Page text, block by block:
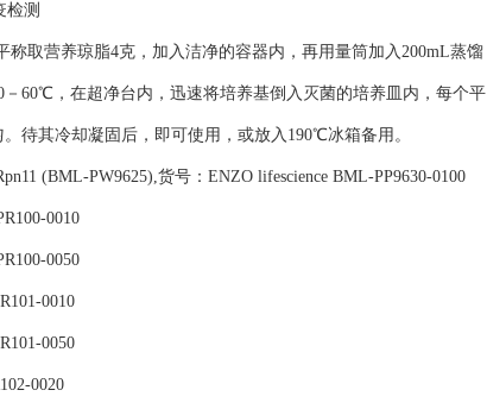
检测
称取营养琼脂4克，加入洁净的容器内，再用量筒加入200mL蒸馏
60℃，在超净台内，迅速将培养基倒入灭菌的培养皿内，每个平
待其冷却凝固后，即可使用，或放入190℃冰箱备用。
(BML-PW9625),货号：ENZO lifescience BML-PP9630-0100
0010
0050
0010
0050
0020